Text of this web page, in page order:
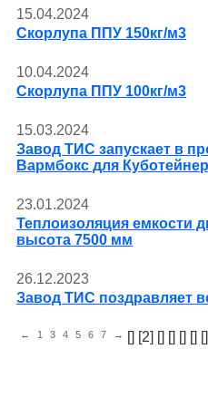
15.04.2024
Скорлупа ППУ 150кг/м3
10.04.2024
Скорлупа ППУ 100кг/м3
15.03.2024
Завод ТИС запускает в
Вармбокс для
23.01.2024
Теплоизоляция емкости
высота 7500 мм
26.12.2023
Завод ТИС поздравляет
← [
1 ] [2] [
3 ] [
4 ] [
5 ] [
6 ] [
7 ]
→